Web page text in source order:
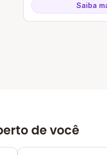
Saiba
de você